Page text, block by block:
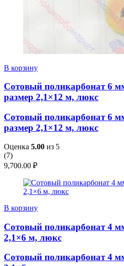
В корзину
Сотовый поликарбонат 6
размер 2,1×12 м, люкс
Сотовый поликарбонат 6
размер 2,1×12 м, люкс
Оценка 5.00 из 5
(7)
9,700.00 ₽
В корзину
Сотовый поликарбонат 4
2,1×6 м, люкс
Сотовый поликарбонат 4